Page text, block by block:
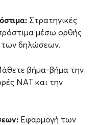
Στρατηγικές
μέσω ορθής
των δηλώσεων.
βήμα-βήμα την
ΝΑΤ και την
Εφαρμογή των